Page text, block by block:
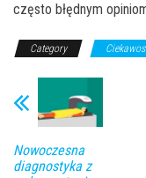
często błędnym
Category
Nowoczesna
diagnostyka z